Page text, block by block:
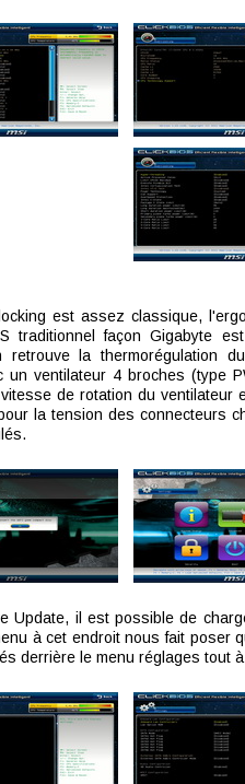
est assez classique,
traditionnel façon Gigabyte
retrouve la thermorégulation
un ventilateur 4 broches (type
de rotation du ventilateur
la tension des connecteurs
Update, il est possible de
à cet endroit nous fait poser
derrière le menu réglages tout